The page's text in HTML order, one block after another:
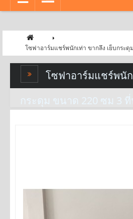
โซฟาอาร์มแชร์พนักเท่า ขากลึง เย็บกระ
โซฟาอาร์มแชร์พนัก
กระดุม ขนาด 220 ซม 3